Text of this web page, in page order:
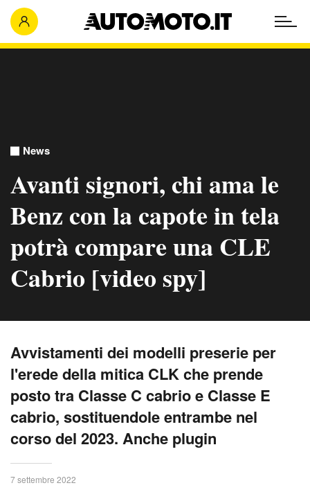
News
Avanti signori, chi ama le
Benz con la capote in tela
potrà compare una CLE
Cabrio [video spy]
Avvistamenti dei modelli preserie per
l'erede della mitica CLK che prende
posto tra Classe C cabrio e Classe E
cabrio, sostituendole entrambe nel
corso del 2023. Anche plugin
7 settembre 2022